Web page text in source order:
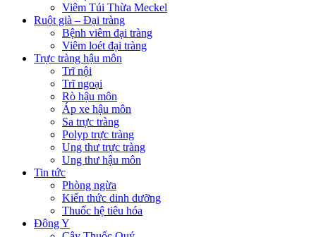
Viêm Túi Thừa Meckel
Ruột già – Đại tràng
Bệnh viêm đại tràng
Viêm loét đại tràng
Trực tràng hậu môn
Trĩ nội
Trĩ ngoại
Rò hậu môn
Áp xe hậu môn
Sa trực tràng
Polyp trực tràng
Ung thư trực tràng
Ung thư hậu môn
Tin tức
Phòng ngừa
Kiến thức dinh dưỡng
Thuốc hệ tiêu hóa
Đông Y